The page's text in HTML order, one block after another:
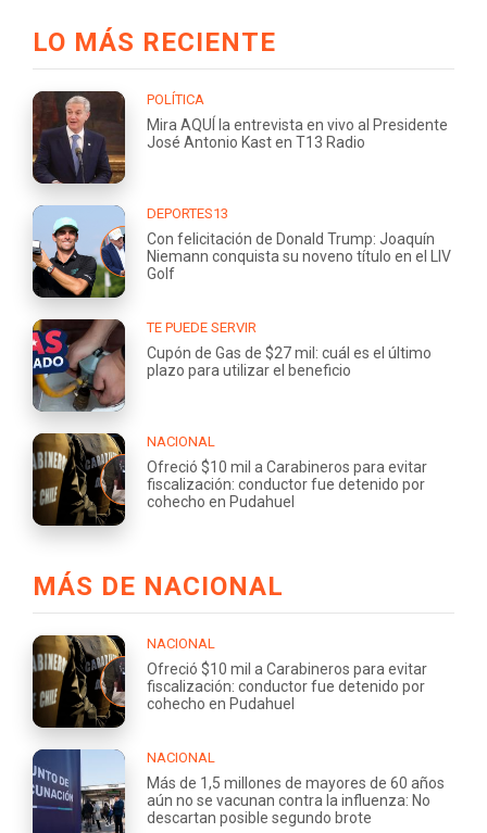
LO MÁS RECIENTE
POLÍTICA
Mira AQUÍ la entrevista en vivo al Presidente
José Antonio Kast en T13 Radio
DEPORTES13
Con felicitación de Donald Trump: Joaquín
Niemann conquista su noveno título en el LIV
Golf
TE PUEDE SERVIR
Cupón de Gas de $27 mil: cuál es el último
plazo para utilizar el beneficio
NACIONAL
Ofreció $10 mil a Carabineros para evitar
fiscalización: conductor fue detenido por
cohecho en Pudahuel
MÁS DE NACIONAL
NACIONAL
Ofreció $10 mil a Carabineros para evitar
fiscalización: conductor fue detenido por
cohecho en Pudahuel
NACIONAL
Más de 1,5 millones de mayores de 60 años
aún no se vacunan contra la influenza: No
descartan posible segundo brote